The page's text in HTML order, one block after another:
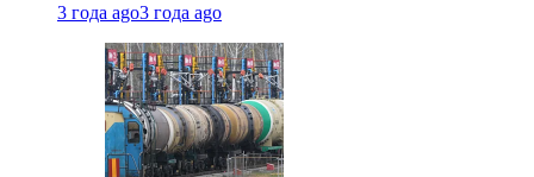
3 года ago3 года ago